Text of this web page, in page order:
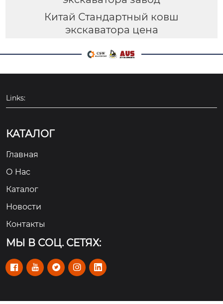
Китай Стандартный ковш
экскаватора цена
Links:
КАТАЛОГ
Главная
О Hас
Каталог
Новости
Контакты
МЫ В СОЦ. СЕТЯХ:
    